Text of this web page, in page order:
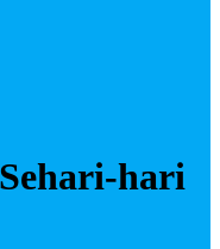
hari